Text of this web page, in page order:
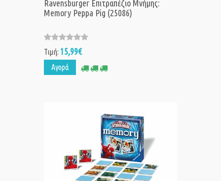
Ravensburger Επιτραπέζιο Μνήμης:
Memory Peppa Pig (25086)
Τιμή: 15,99€
Αγορά